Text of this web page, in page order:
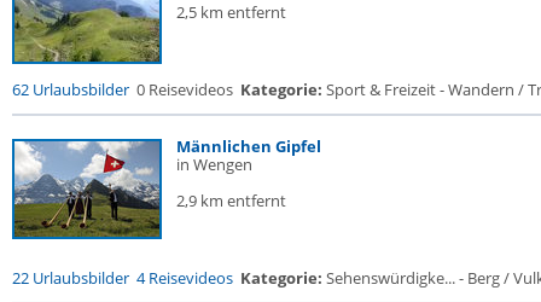
2,5 km entfernt
62 Urlaubsbilder 0 Reisevideos Kategorie: Sport & Freizeit - Wandern /
Männlichen Gipfel
in Wengen
2,9 km entfernt
22 Urlaubsbilder 4 Reisevideos Kategorie: Sehenswürdigke... - Berg /